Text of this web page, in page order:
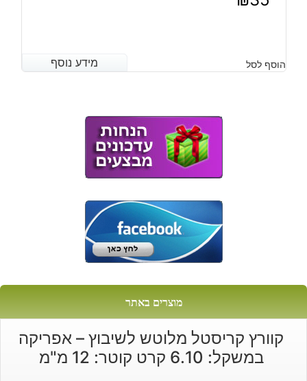
מידע נוסף הוסף לסל מידע נוסף
מוצרים באתר
קוורץ קריסטל מלוטש לשיבוץ – אפריקה
במשקל: 6.10 קרט קוטר: 12 מ"מ